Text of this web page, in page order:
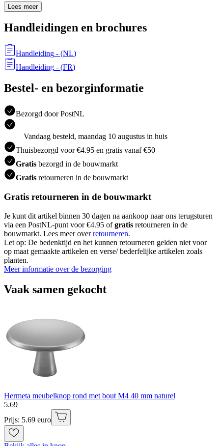
Lees meer
Handleidingen en brochures
Handleiding - (NL)
Handleiding - (FR)
Bestel- en bezorginformatie
Bezorgd door PostNL
Vandaag besteld, maandag 10 augustus in huis
Thuisbezorgd voor €4.95 en gratis vanaf €50
Gratis bezorgd in de bouwmarkt
Gratis retourneren in de bouwmarkt
Gratis retourneren in de bouwmarkt
Je kunt dit artikel binnen 30 dagen na aankoop naar ons terugsturen
via een PostNL-punt voor €4.95 ofgratis retourneren in de
bouwmarkt. Lees meer overretourneren.
Let op: De bedenktijd en het kunnen retourneren gelden niet voor
op maat gemaakte artikelen en verse/ bederfelijke artikelen zoals
planten.
Meer informatie over de bezorging
Vaak samen gekocht
Hermeta meubelknop rond met bout M4 40 mm naturel
5.69
Prijs: 5.69 euro